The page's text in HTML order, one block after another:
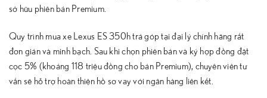
sở hữu phiên bản Premium.
Quy trình mua xe Lexus ES 350h trả góp tại đại lý chính hãng rất
đơn giản và minh bạch. Sau khi chọn phiên bản và ký hợp đồng đặt
cọc 5% (khoảng 118 triệu đồng cho bản Premium), chuyên viên tư
vấn sẽ hỗ trợ hoàn thiện hồ sơ vay với ngân hàng liên kết.